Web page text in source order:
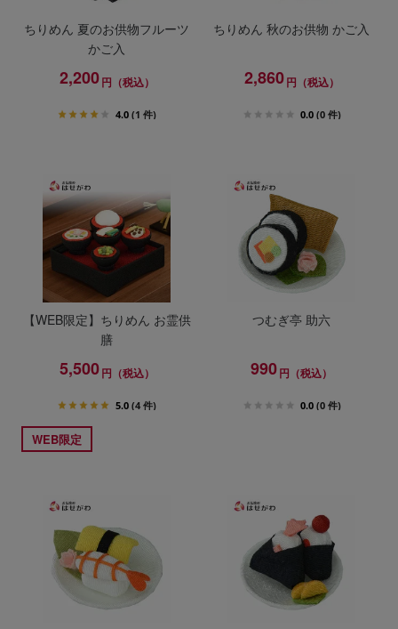
ちりめん 夏のお供物フルーツ
かご入
2,200円（税込）
4.0 (1 件)
ちりめん 秋のお供物 かご入
2,860円（税込）
0.0 (0 件)
【WEB限定】ちりめん お霊供
膳
5,500円（税込）
5.0 (4 件)
WEB限定
つむぎ亭 助六
990円（税込）
0.0 (0 件)